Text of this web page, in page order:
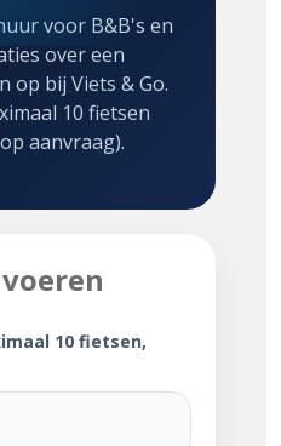
voor B&B's en
over een
op bij Viets & Go.
10 fietsen
aanvraag).
10 fietsen,